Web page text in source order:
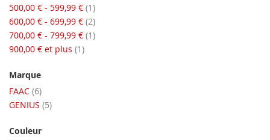
500,00 € - 599,99 € 1article
600,00 € - 699,99 € 2articles
700,00 € - 799,99 € 1article
900,00 € et plus 1article
Marque
FAAC 6articles
GENIUS 5articles
Couleur